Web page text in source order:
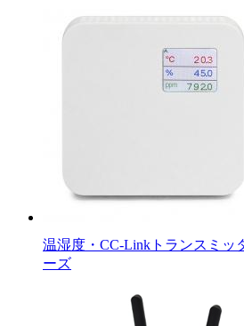
温湿度・CC-Linkトランスミッ
ーズ